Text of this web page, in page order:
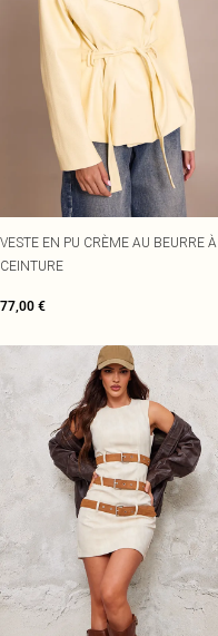
VESTE EN PU CRÈME AU BEURRE À
CEINTURE
77,00 €